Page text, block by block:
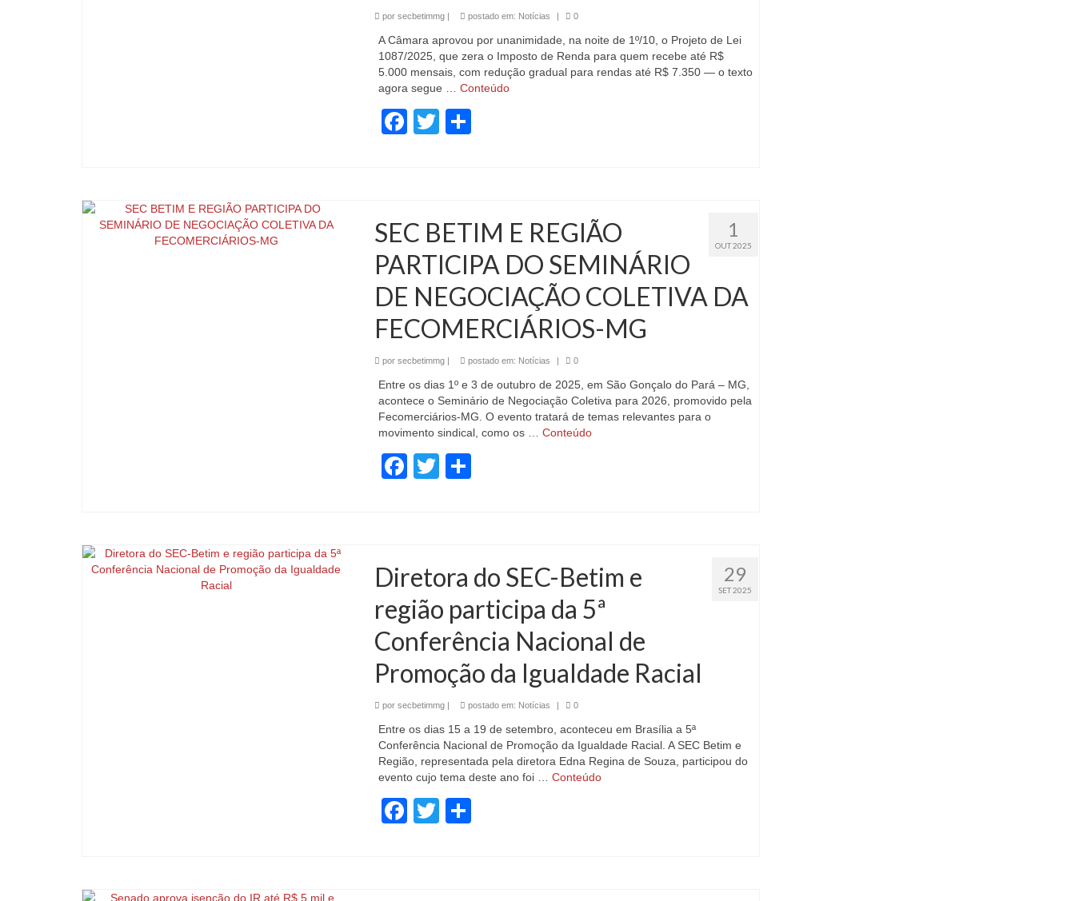
por secbetimmg| postado em: Notícias | 0
A Câmara aprovou por unanimidade, na noite de 1º/10, o Projeto de Lei
1087/2025, que zera o Imposto de Renda para quem recebe até R$
5.000 mensais, com redução gradual para rendas até R$ 7.350 — o texto
agora segue … Conteúdo
Facebook
Twitter
1
OUT 2025
SEC BETIM E REGIÃO
PARTICIPA DO SEMINÁRIO
DE NEGOCIAÇÃO COLETIVA DA
FECOMERCIÁRIOS-MG
por secbetimmg| postado em: Notícias | 0
Entre os dias 1º e 3 de outubro de 2025, em São Gonçalo do Pará – MG,
acontece o Seminário de Negociação Coletiva para 2026, promovido pela
Fecomerciários-MG. O evento tratará de temas relevantes para o
movimento sindical, como os … Conteúdo
Facebook
Twitter
29
SET 2025
Diretora do SEC-Betim e
região participa da 5ª
Conferência Nacional de
Promoção da Igualdade Racial
por secbetimmg| postado em: Notícias | 0
Entre os dias 15 a 19 de setembro, aconteceu em Brasília a 5ª
Conferência Nacional de Promoção da Igualdade Racial. A SEC Betim e
Região, representada pela diretora Edna Regina de Souza, participou do
evento cujo tema deste ano foi … Conteúdo
Facebook
Twitter